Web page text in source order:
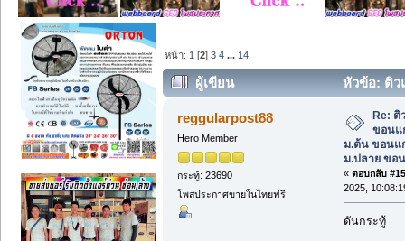
หน้า: 1 [2]3 4 ... 14
ผู้เขียน
หัวข้อ: ติว
ม.ต้น ขอนแก่น, เรียนแกรมม่า ม.ปลาย
reggularpost88
Hero Member
กระทู้: 23690
โพสประกาศขายในไทยฟรี
Re:
ขอนแ
ม.ต้น ขอนแ
ม.ปลาย ขอ
« ตอบกลับ
2025,
ดันกระทู้